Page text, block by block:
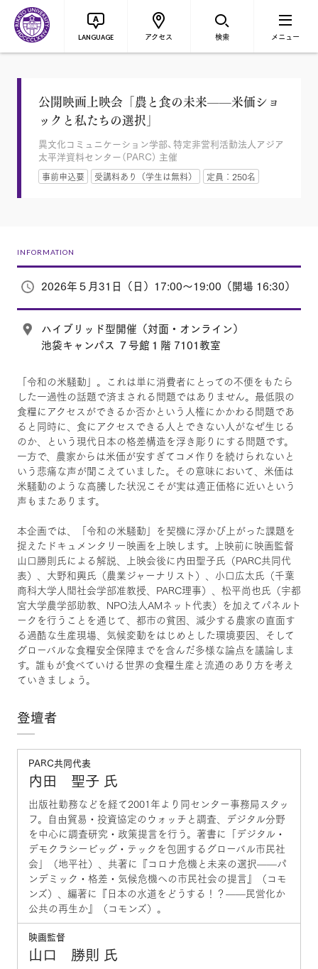
LANGUAGE アクセス 検索 メニュー
公開映画上映会「農と食の未来——米価ショ
ックと私たちの選択」
異文化コミュニケーション学部、特定非営利活動法人アジア
太平洋資料センター（PARC） 主催
事前申込要
受講料あり（学生は無料） 定員：250名
INFORMATION
2026年５月31日（日）17:00～19:00（開場 16:30）
ハイブリッド型開催（対面・オンライン）
池袋キャンパス ７号館１階 7101教室
「令和の米騒動」。これは単に消費者にとっての不便をもたら
した一過性の話題で済まされる問題ではありません。最低限の
食糧にアクセスができるか否かという人権にかかわる問題であ
ると同時に、食にアクセスできる人とできない人がなぜ生じる
のか、という現代日本の格差構造を浮き彫りにする問題です。
一方で、農家からは米価が安すぎてコメ作りを続けられないと
いう悲痛な声が聞こえていました。その意味において、米価は
米騒動のような高騰した状況こそが実は適正価格に近いという
声もまたあります。
本企画では、「令和の米騒動」を契機に浮かび上がった課題を
捉えたドキュメンタリー映画を上映します。上映前に映画監督
山口勝則氏による解説、上映会後に内田聖子氏（PARC共同代
表）、大野和興氏（農業ジャーナリスト）、小口広太氏（千葉
商科大学人間社会学部准教授、PARC理事）、松平尚也氏（宇都
宮大学農学部助教、NPO法人AMネット代表）を加えてパネルト
ークを行うことを通じて、都市の貧困、減少する農家の直面す
る過酷な生産現場、気候変動をはじめとした環境要因、そして
グローバルな食糧安全保障までを含んだ多様な論点を議論しま
す。誰もが食べていける世界の食糧生産と流通のあり方を考え
ていきましょう。
登壇者
PARC共同代表
内田 聖子 氏
出版社勤務などを経て2001年より同センター事務局スタッ
フ。自由貿易・投資協定のウォッチと調査、デジタル分野
を中心に調査研究・政策提言を行う。著書に「デジタル・
デモクラシービッグ・テックを包囲するグローバル市民社
会」（地平社）、共著に『コロナ危機と未来の選択——パ
ンデミック・格差・気候危機への市民社会の提言』（コモ
ンズ）、編著に『日本の水道をどうする！？——民営化か
公共の再生か』（コモンズ）。
映画監督
山口 勝則 氏